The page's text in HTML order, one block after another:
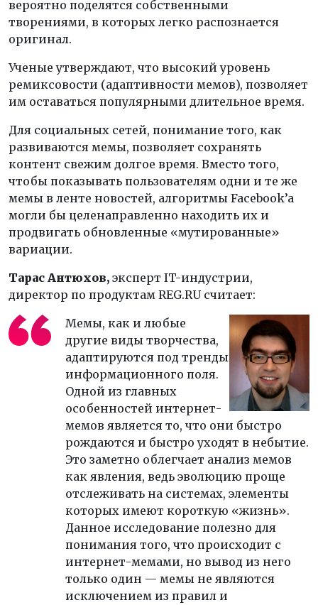
вероятно поделятся собственными
творениями, в которых легко распознается
оригинал.
Ученые утверждают, что высокий уровень
ремиксовости (адаптивности мемов), позволяет
им оставаться популярными длительное время.
Для социальных сетей, понимание того, как
развиваются мемы, позволяет сохранять
контент свежим долгое время. Вместо того,
чтобы показывать пользователям одни и те же
мемы в ленте новостей, алгоритмы Facebook’a
могли бы целенаправленно находить их и
продвигать обновленные «мутированные»
вариации.
Тарас Антюхов, эксперт IT-индустрии,
директор по продуктам REG.RUсчитает:
Мемы, как и любые
другие виды творчества,
адаптируются под тренды
информационного поля.
Одной из главных
особенностей интернет-
мемов является то, что они быстро
рождаются и быстро уходят в небытие.
Это заметно облегчает анализ мемов
как явления, ведь эволюцию проще
отслеживать на системах, элементы
которых имеют короткую «жизнь».
Данное исследование полезно для
понимания того, что происходит с
интернет-мемами, но вывод из него
только один — мемы не являются
исключением из правил и